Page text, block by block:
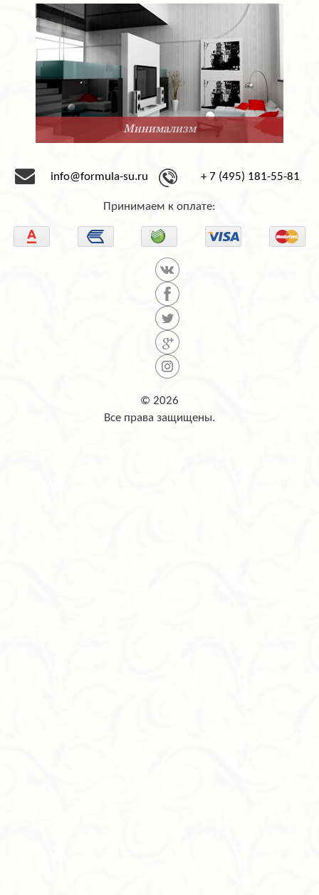
Минимализм
info@formula-su.ru + 7 (495) 181-55-81
Принимаем к оплате:
© 2026
Все права защищены.